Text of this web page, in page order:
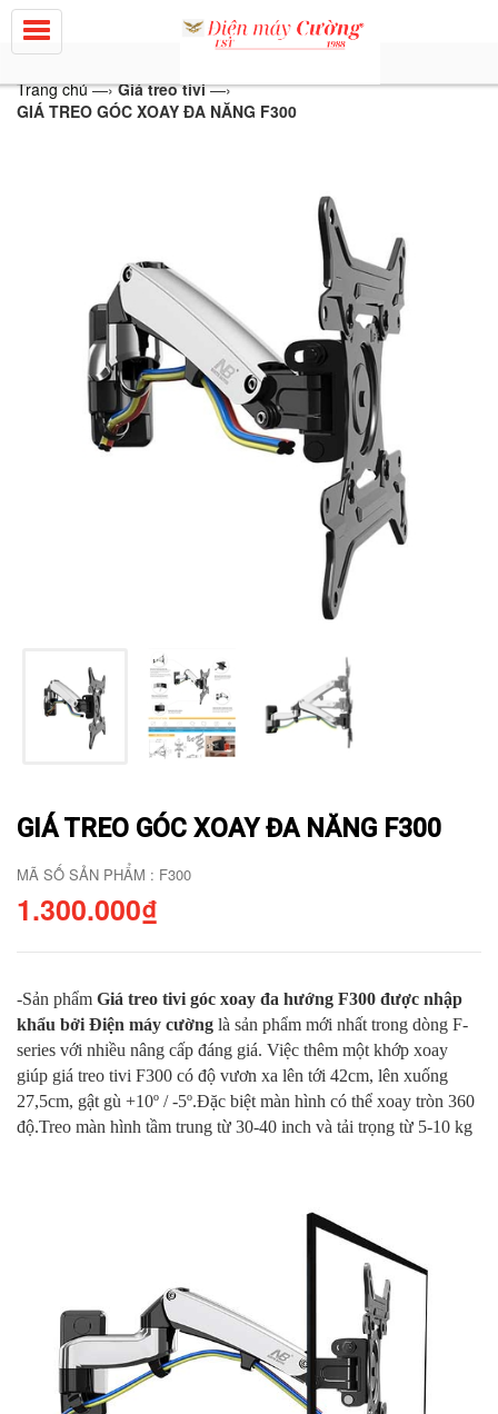
Trang chủ—› Giá treo tivi—›
GIÁ TREO GÓC XOAY ĐA NĂNG F300
GIÁ TREO GÓC XOAY ĐA NĂNG F300
MÃ SỐ SẢN PHẨM : F300
1.300.000₫
-Sản phẩm Giá treo tivi góc xoay đa hướng F300 được nhập
khẩu bởi Điện máy cường là sản phẩm mới nhất trong dòng F-
series với nhiều nâng cấp đáng giá. Việc thêm một khớp xoay
giúp giá treo tivi F300 có độ vươn xa lên tới 42cm, lên xuống
27,5cm, gật gù +10º / -5º.Đặc biệt màn hình có thể xoay tròn 360
độ.Treo màn hình tầm trung từ 30-40 inch và tải trọng từ 5-10 kg